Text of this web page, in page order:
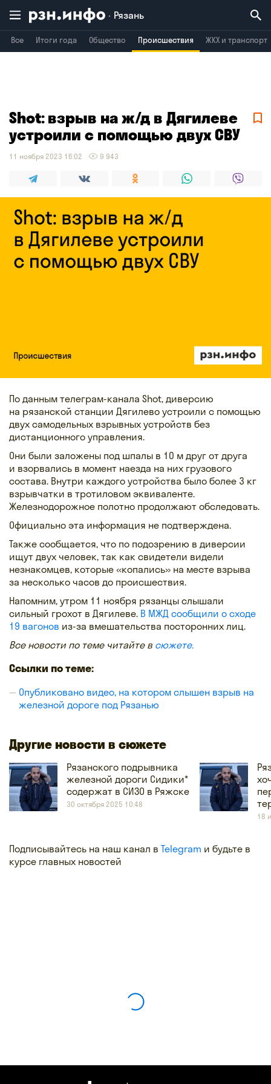
Рязань
Все Итоги года Общество Происшествия ЖКХ и транспорт
Воронеж Брянск
Shot: взрыв на ж/д в Дягилеве
устроили с помощью двух СВУ
11 ноября 2023 16:02 9 943
По данным телеграм-канала Shot, диверсию
на рязанской станции Дягилево устроили с помощью
двух самодельных взрывных устройств без
дистанционного управления.
Они были заложены под шпалы в 10 м друг от друга
и взорвались в момент наезда на них грузового
состава. Внутри каждого устройства было более 3 кг
взрывчатки в тротиловом эквиваленте.
Железнодорожное полотно продолжают обследовать.
Официально эта информация не подтверждена.
Также сообщается, что по подозрению в диверсии
ищут двух человек, так как свидетели видели
незнакомцев, которые «копались» на месте взрыва
за несколько часов до происшествия.
Напомним, утром 11 ноября рязанцы слышали
сильный грохот в Дягилеве. В МЖД сообщили о сходе
19 вагонов из-за вмешательства посторонних лиц.
Все новости по теме читайте в сюжете.
Ссылки по теме:
Опубликовано видео, на котором слышен взрыв на
железной дороге под Рязанью
Другие новости в сюжете
Рязанского подрывника
железной дороги Сидики*
содержат в СИЗО в Ряжске
30 октября 2025 10:48
18
Подписывайтесь на наш канал в Telegram и будьте в
курсе главных новостей